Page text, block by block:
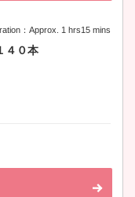
：Approx. 1 hrs15 mins
４０本
、0.15、0.2